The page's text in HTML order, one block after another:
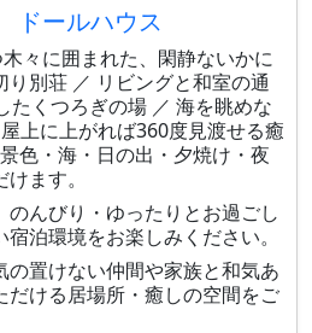
ールハウス
々に囲まれた、閑静ないかに
り別荘 ／ リビングと和室の通
たくつろぎの場 ／ 海を眺めな
上に上がれば360度見渡せる癒
色・海・日の出・夕焼け・夜
ます。
んびり・ゆったりとお過ごし
泊環境をお楽しみください。
の置けない仲間や家族と和気あ
だける居場所・癒しの空間をご